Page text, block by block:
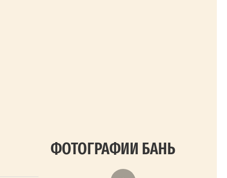
ФОТОГРАФИИ БАНЬ